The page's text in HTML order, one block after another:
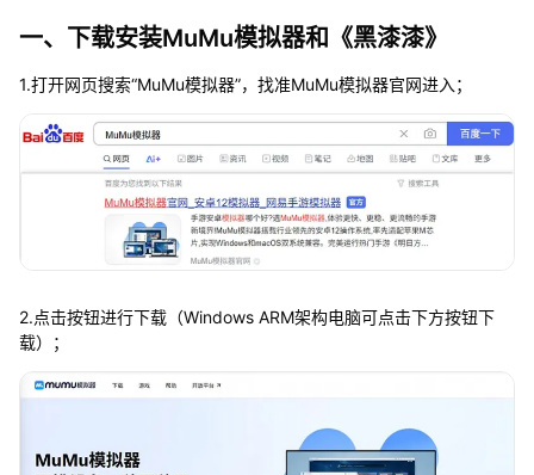
一、下载安装MuMu模拟器和《黑漆漆》
1.打开网页搜索“MuMu模拟器”，找准MuMu模拟器官网进入；
2.点击按钮进行下载（Windows ARM架构电脑可点击下方按钮下
载）；